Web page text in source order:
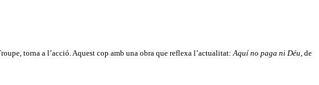
torna a l’acció. Aquest cop amb una obra que reflexa l’actualitat: Aquí no paga ni Déu , de